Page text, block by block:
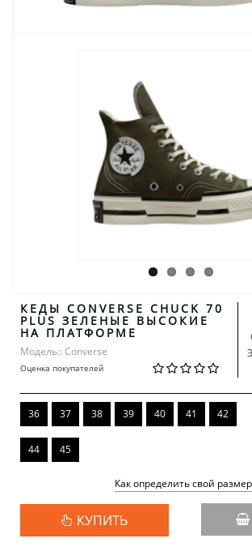
КЕДЫ CONVERSE CHUCK 70
PLUS ЗЕЛЕНЫЕ ВЫСОКИЕ
НА ПЛАТФОРМЕ
Модель:: Converse
Оценка покупателей
36 37 38 39 40 41 42
44 45
Как определить свой
КУПИТЬ